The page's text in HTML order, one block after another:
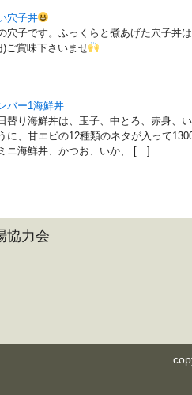
穴子丼
穴子です。ふっくらと煮あげた穴子丼
)ご賞味下さいませ
バー1海鮮丼
替り海鮮丼は、玉子、中とろ、赤身、
に、甘エビの12種類のネタが入って
ニ海鮮丼、かつお、いか、 […]
協力会